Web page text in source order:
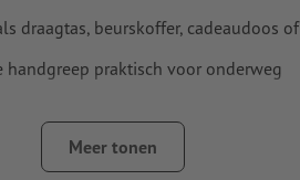
draagtas, beurskoffer, cadeaudoos
handgreep praktisch voor onderweg
en opnieuw te sluiten
Meer tonen